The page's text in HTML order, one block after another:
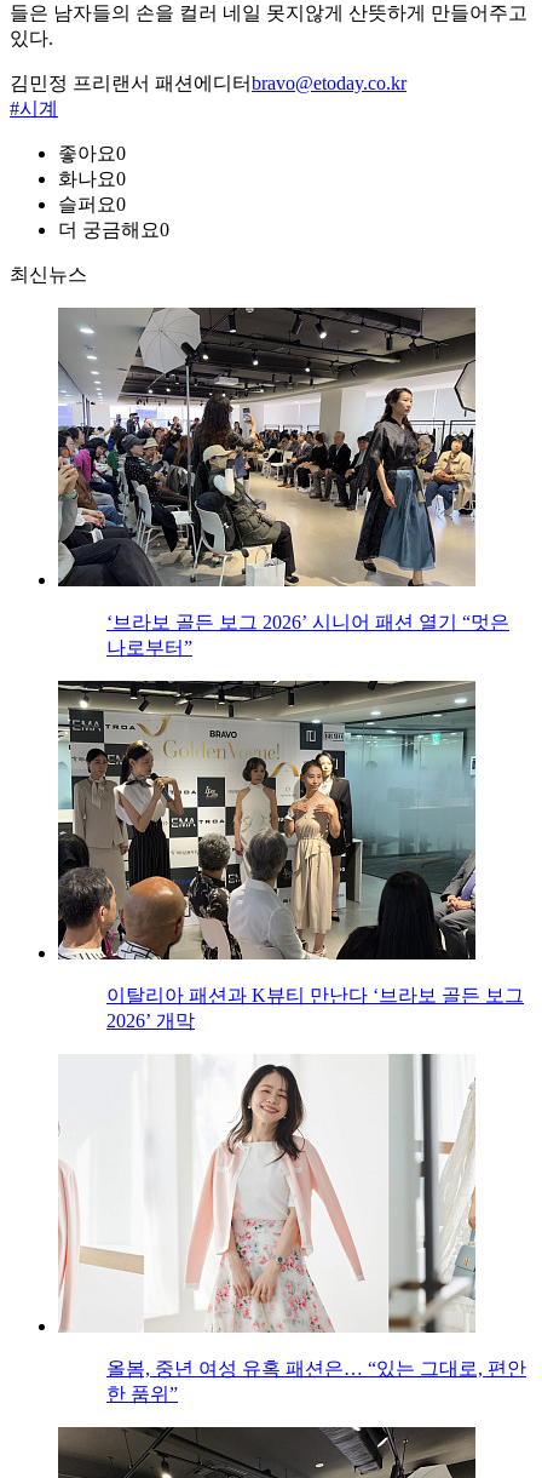
들은 남자들의 손을 컬러 네일 못지않게 산뜻하게 만들어주고
있다.
김민정 프리랜서 패션에디터bravo@etoday.co.kr
#시계
좋아요0
화나요0
슬퍼요0
더 궁금해요0
최신뉴스
‘브라보 골든 보그 2026’ 시니어 패션 열기 “멋은
나로부터”
이탈리아 패션과 K뷰티 만난다 ‘브라보 골든 보그
2026’ 개막
올봄, 중년 여성 유혹 패션은… “있는 그대로, 편안
한 품위”